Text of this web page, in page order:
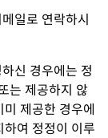
일로 연락하시
신 경우에는 정
는 제공하지 않
제공한 경우에
여 정정이 이루